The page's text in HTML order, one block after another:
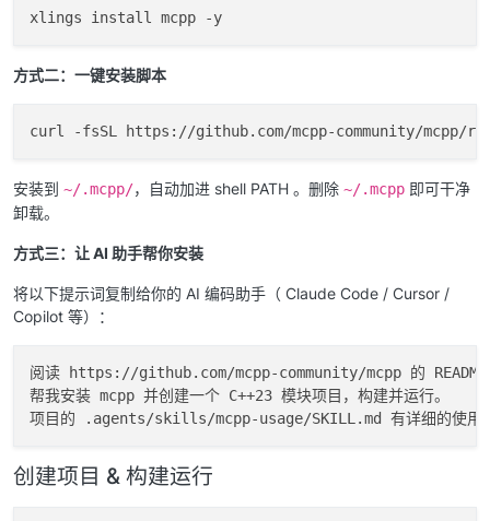
方式二：一键安装脚本
安装到 ~/.mcpp/，自动加进 shell PATH 。删除 ~/.mcpp 即可干净
卸载。
方式三：让 AI 助手帮你安装
将以下提示词复制给你的 AI 编码助手（ Claude Code / Cursor /
Copilot 等）：
阅读 https://github.com/mcpp-community/mcpp 的
帮我安装 mcpp 并创建一个 C++23 模块项目，构建并运行。
创建项目 & 构建运行